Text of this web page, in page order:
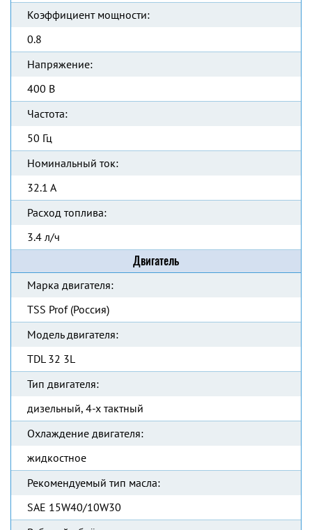
Коэффициент мощности:
0.8
Напряжение:
400 В
Частота:
50 Гц
Номинальный ток:
32.1 А
Расход топлива:
3.4 л/ч
Двигатель
Марка двигателя:
TSS Prof (Россия)
Модель двигателя:
TDL 32 3L
Тип двигателя:
дизельный, 4-х тактный
Охлаждение двигателя:
жидкостное
Рекомендуемый тип масла:
SAE 15W40/10W30